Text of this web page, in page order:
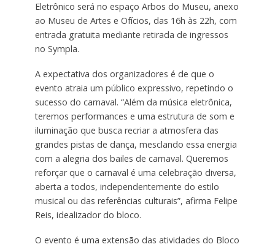
Eletrônico será no espaço Arbos do Museu, anexo
ao Museu de Artes e Ofícios, das 16h às 22h, com
entrada gratuita mediante retirada de ingressos
no Sympla.
A expectativa dos organizadores é de que o
evento atraia um público expressivo, repetindo o
sucesso do carnaval. “Além da música eletrônica,
teremos performances e uma estrutura de som e
iluminação que busca recriar a atmosfera das
grandes pistas de dança, mesclando essa energia
com a alegria dos bailes de carnaval. Queremos
reforçar que o carnaval é uma celebração diversa,
aberta a todos, independentemente do estilo
musical ou das referências culturais”, afirma Felipe
Reis, idealizador do bloco.
O evento é uma extensão das atividades do Bloco